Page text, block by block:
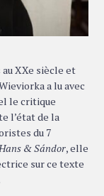
XXe siècle et
a lu avec
le critique
l’état de la
du 7
& Sándor, elle
sur ce texte